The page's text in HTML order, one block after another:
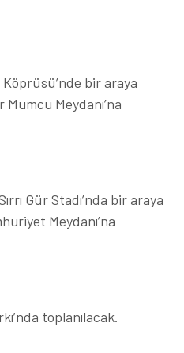
Köprüsü’nde bir araya
Meydanı’na
Gür Stadı’nda bir araya
Meydanı’na
toplanılacak.